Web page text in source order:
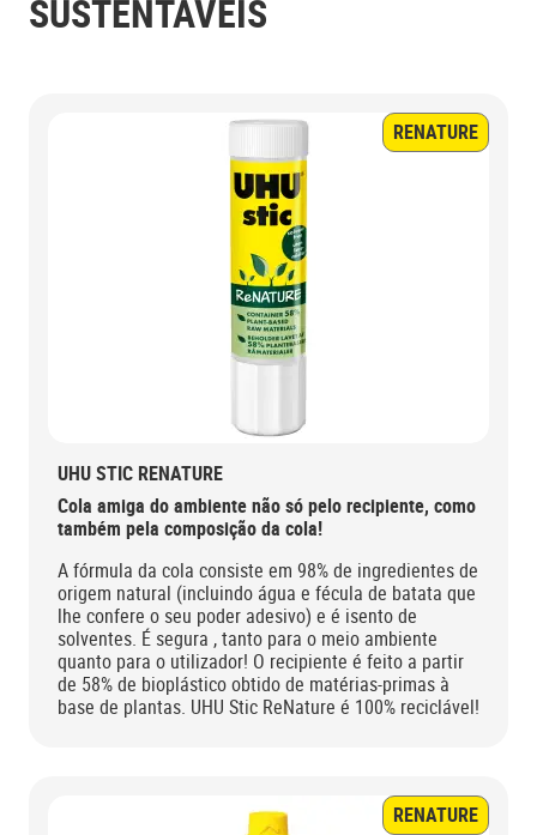
SUSTENTÁVEIS
RENATURE
UHU STIC RENATURE
Cola amiga do ambiente não só pelo recipiente, como
também pela composição da cola!
A fórmula da cola consiste em 98% de ingredientes de
origem natural (incluindo água e fécula de batata que
lhe confere o seu poder adesivo) e é isento de
solventes. É segura , tanto para o meio ambiente
quanto para o utilizador! O recipiente é feito a partir
de 58% de bioplástico obtido de matérias-primas à
base de plantas. UHU Stic ReNature é 100% reciclável!
RENATURE